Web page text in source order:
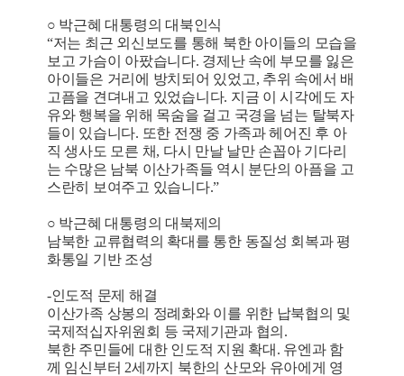
○ 박근혜 대통령의 대북인식
“저는 최근 외신보도를 통해 북한 아이들의 모습을
보고 가슴이 아팠습니다. 경제난 속에 부모를 잃은
아이들은 거리에 방치되어 있었고, 추위 속에서 배
고픔을 견뎌내고 있었습니다. 지금 이 시각에도 자
유와 행복을 위해 목숨을 걸고 국경을 넘는 탈북자
들이 있습니다. 또한 전쟁 중 가족과 헤어진 후 아
직 생사도 모른 채, 다시 만날 날만 손꼽아 기다리
는 수많은 남북 이산가족들 역시 분단의 아픔을 고
스란히 보여주고 있습니다.”
○ 박근혜 대통령의 대북제의
남북한 교류협력의 확대를 통한 동질성 회복과 평
화통일 기반 조성
-인도적 문제 해결
이산가족 상봉의 정례화와 이를 위한 납북협의 및
국제적십자위원회 등 국제기관과 협의.
북한 주민들에 대한 인도적 지원 확대. 유엔과 함
께 임신부터 2세까지 북한의 산모와 유아에게 영